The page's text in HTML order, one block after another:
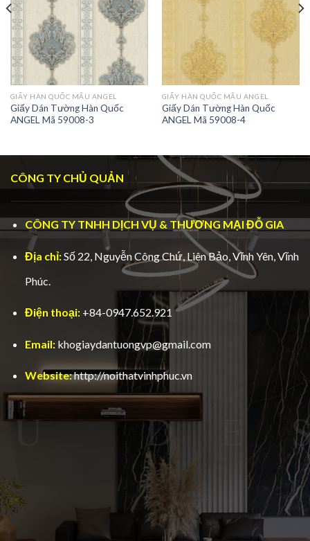
GIẤY HÀN QUỐC MẪU ANGEL
Giấy Dán Tường Hàn Quốc
ANGEL Mã 59008-3
GIẤY HÀN QUỐC MẪU ANGEL
Giấy Dán Tường Hàn Quốc
ANGEL Mã 59008-4
CÔNG TY CHỦ QUẢN
CÔNG TY TNHH DỊCH VỤ & THƯƠNG MẠI ĐỖ GIA
Địa chỉ:Số 22, Nguyễn Công Chứ, Liên Bảo, Vĩnh Yên, Vĩnh
Phúc.
Điện thoại: +84-0947.652.921
Email: khogiaydantuongvp@gmail.com
Website:http://noithatvinhphuc.vn